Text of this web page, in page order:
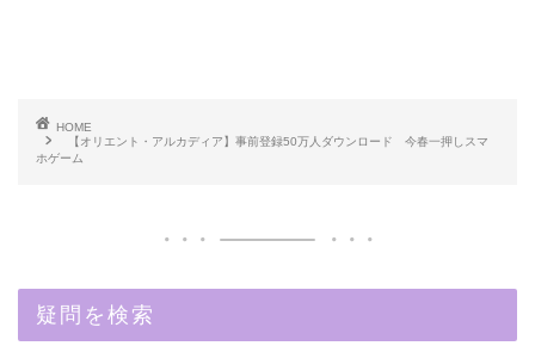
HOME
【オリエント・アルカディア】事前登録50万人ダウンロード 今春一押しスマ
ホゲーム
疑問を検索